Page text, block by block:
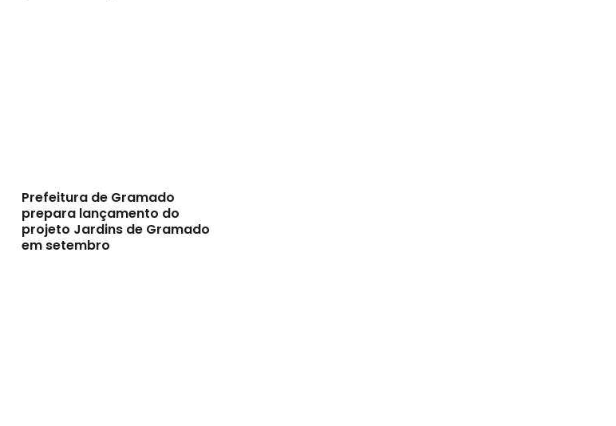
Prefeitura de Gramado
prepara lançamento do
projeto Jardins de Gramado
em setembro